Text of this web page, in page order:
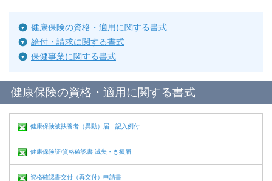
健康保険の資格・適用に関する書式
給付・請求に関する書式
保健事業に関する書式
健康保険の資格・適用に関する書式
健康保険被扶養者（異動）届 記入例付
健康保険証/資格確認書 滅失・き損届
資格確認書交付（再交付）申請書